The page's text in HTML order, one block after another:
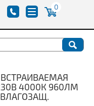
0
4000К 960ЛМ